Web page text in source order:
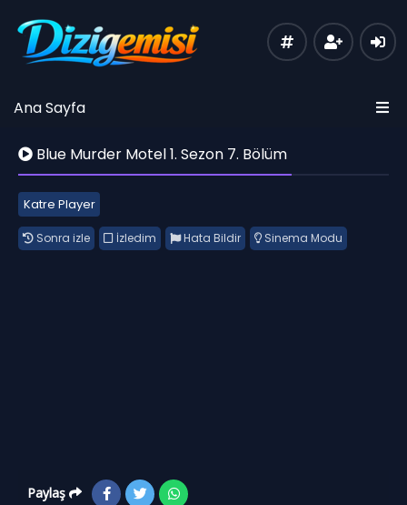
Ana Sayfa
Blue Murder Motel 1. Sezon 7. Bölüm
Katre Player
Sonra izle İzledim Hata Bildir Sinema Modu
Paylaş